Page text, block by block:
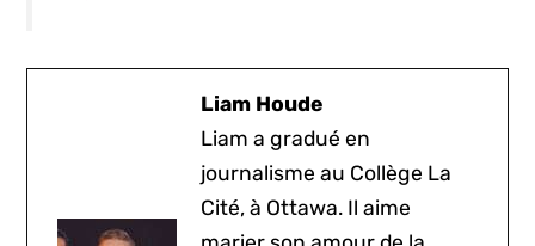
Liam Houde
Liam a gradué en
journalisme au Collège La
Cité, à Ottawa. Il aime